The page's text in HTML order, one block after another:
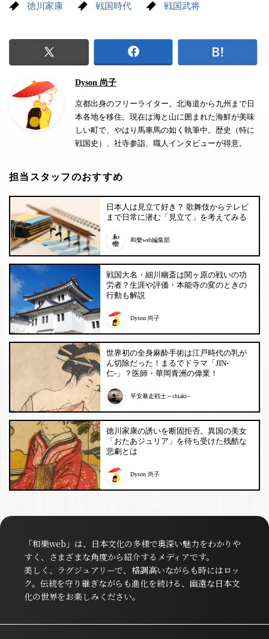
徳川家康 戦国時代 戦国武将
Dyson 尚子
京都出身のフリーライター。北海道から九州まで日
本各地を移住。現在は海と山に囲まれた海鮮が美味
しい町で、やはり馬車馬の如く執筆中。歴史（特に
戦国史）、社寺参詣、職人インタビューが得意。
担当スタッフのおすすめ
日本人は見立て好き？ 歌舞伎からテレビ
まで日常に潜む「見立て」を考えてみる
和樂web編集部
戦国大名・細川幽斎は関ヶ原の戦いの功
労者？生涯や評価・本能寺の変のときの
行動も解説
Dyson 尚子
世界初の全身麻酔手術は江戸時代の乳が
ん切除だった！まるでドラマ「JIN-
仁-」？医師・華岡青洲の偉業！
平安暴走戦士～chiaki~
徳川家康の誘いを断固拒否。異国の美女
「おたあジュリア」を待ち受けた残酷な
悲劇とは
Dyson 尚子
「和樂web」は、日本文化の多様で奥深い魅力をわかりや
すく、さまざまな角度から紹介するメディアです。
美しく、ラグジュアリーで、格調高いながらも時にはロッ
ク。伝統を守り継ぎながらも進化を続ける、幽遠な日本文
化の世界をお楽しみください。